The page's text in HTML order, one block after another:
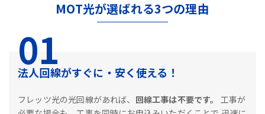
MOT光が選ばれる3つの理由
01
法人回線がすぐに・安く使える！
フレッツ光の光回線があれば、 回線工事は不要です。
工事が